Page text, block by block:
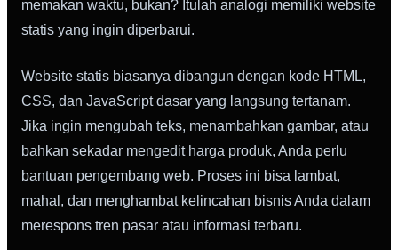
memakan waktu, bukan? Itulah analogi memiliki website
statis yang ingin diperbarui.
Website statis biasanya dibangun dengan kode HTML,
CSS, dan JavaScript dasar yang langsung tertanam.
Jika ingin mengubah teks, menambahkan gambar, atau
bahkan sekadar mengedit harga produk, Anda perlu
bantuan pengembang web. Proses ini bisa lambat,
mahal, dan menghambat kelincahan bisnis Anda dalam
merespons tren pasar atau informasi terbaru.